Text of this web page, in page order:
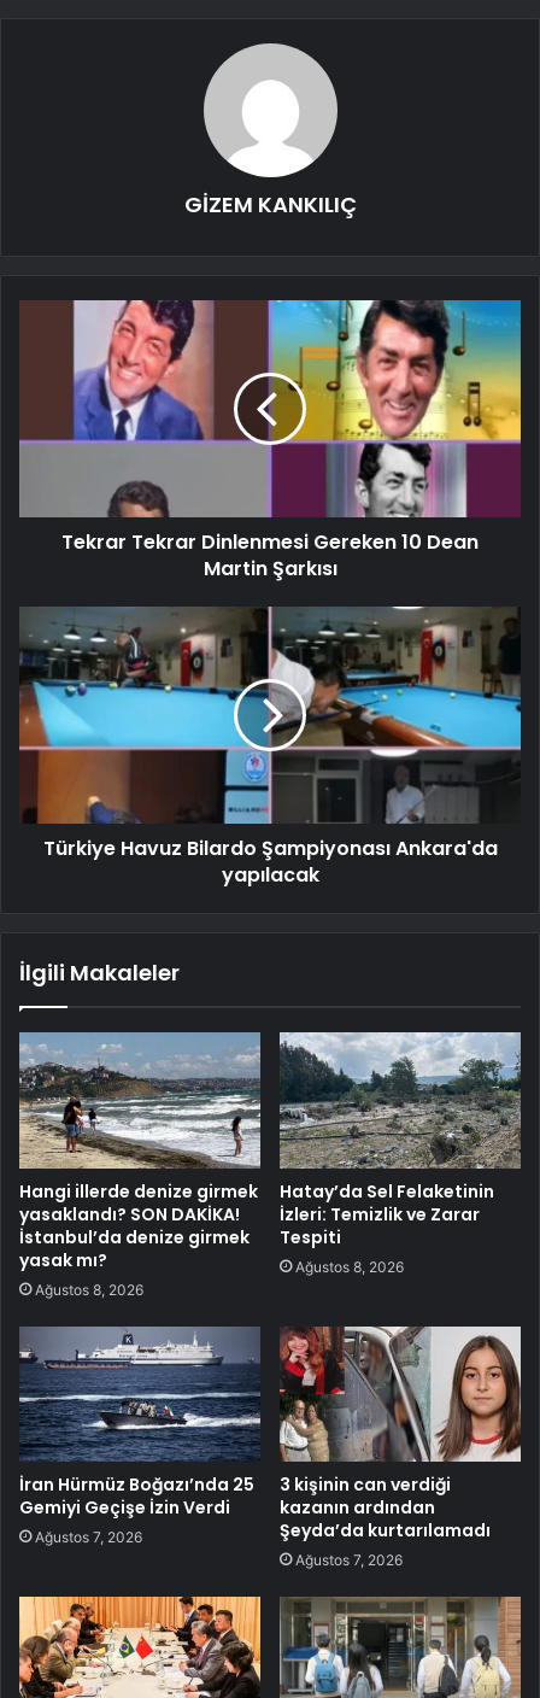
GİZEM KANKILIÇ
Tekrar Tekrar Dinlenmesi Gereken 10 Dean
Martin Şarkısı
Türkiye Havuz Bilardo Şampiyonası Ankara'da
yapılacak
İlgili Makaleler
Hangi illerde denize girmek
yasaklandı? SON DAKİKA!
İstanbul’da denize girmek
yasak mı?
Ağustos 8, 2026
Hatay’da Sel Felaketinin
İzleri: Temizlik ve Zarar
Tespiti
Ağustos 8, 2026
İran Hürmüz Boğazı’nda 25
Gemiyi Geçişe İzin Verdi
Ağustos 7, 2026
3 kişinin can verdiği
kazanın ardından
Şeyda’da kurtarılamadı
Ağustos 7, 2026